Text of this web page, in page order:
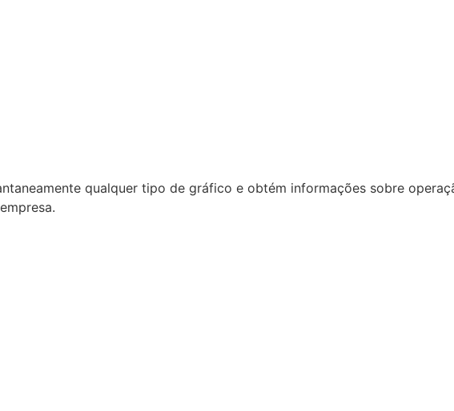
qualquer tipo de gráfico e obtém informações sobre